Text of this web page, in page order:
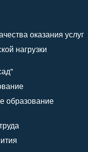
оказания услуг
нагрузки
образование